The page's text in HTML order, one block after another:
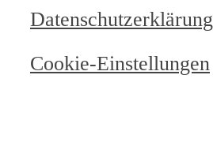
Datenschutzerklärung
Cookie-Einstellungen